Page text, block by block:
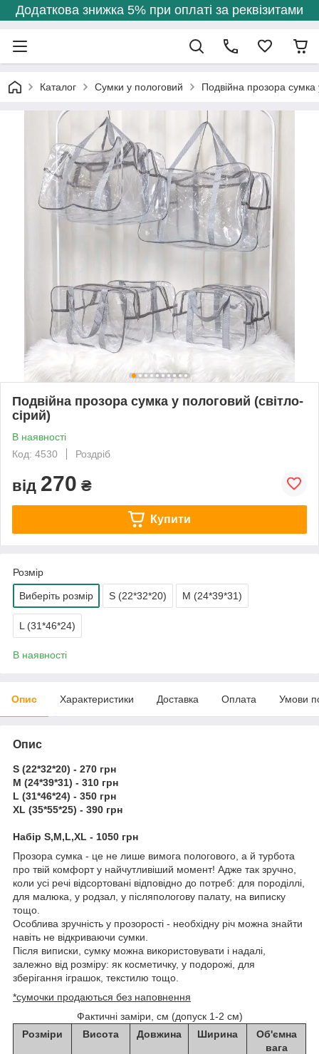
Додаткова знижка 5% при оплаті за реквізитами
Каталог Сумки у пологовий Подвійна прозора сумка
Подвійна прозора сумка у пологовий (світло-
сірий)
В наявності
Код: 4530
Роздріб
від 270 ₴
Купити
Розмір
Виберіть розмір S (22*32*20) M (24*39*31)
L (31*46*24)
В наявності
Опис Характеристики Доставка Оплата Умови
Опис
S (22*32*20) - 270 грн
M (24*39*31) - 310 грн
L (31*46*24) - 350 грн
XL (35*55*25) - 390 грн
Набір S,M,L,XL - 1050 грн
Прозора сумка - це не лише вимога пологового, а й турбота
про твій комфорт у найчутливіший момент! Адже так зручно,
коли усі речі відсортовані відповідно до потреб: для породіллі,
для малюка, у родзал, у післяпологову палату, на виписку
тощо.
Особлива зручність у прозорості - необхідну річ можна знайти
навіть не відкриваючи сумки.
Після виписки, сумку можна використовувати і надалі,
залежно від розміру: як косметичку, у подорожі, для
зберігання іграшок, текстилю тощо.
*сумочки продаються без наповнення
Фактичні заміри, см (допуск 1-2 см)
Розміри
Висота Довжина Ширина
Об'ємна
вага